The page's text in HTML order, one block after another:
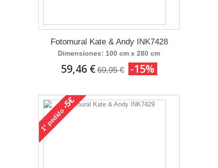
Fotomural Kate & Andy INK7428
Dimensiones: 100 cm x 280 cm
59,46 € 69,95 € -15%
1°
pedido
-5€